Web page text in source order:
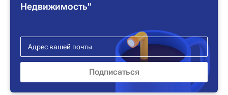
Недвижимость"